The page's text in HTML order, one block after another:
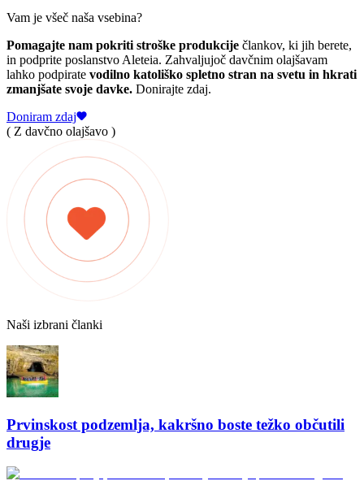
Vam je všeč naša vsebina?
Pomagajte nam pokriti stroške produkcije člankov, ki jih berete,
in podprite poslanstvo Aleteia. Zahvaljujoč davčnim olajšavam
lahko podpirate vodilno katoliško spletno stran na svetu in hkrati
zmanjšate svoje davke. Donirajte zdaj.
Doniram zdaj
( Z davčno olajšavo )
Naši izbrani članki
Prvinskost podzemlja, kakršno boste težko občutili
drugje